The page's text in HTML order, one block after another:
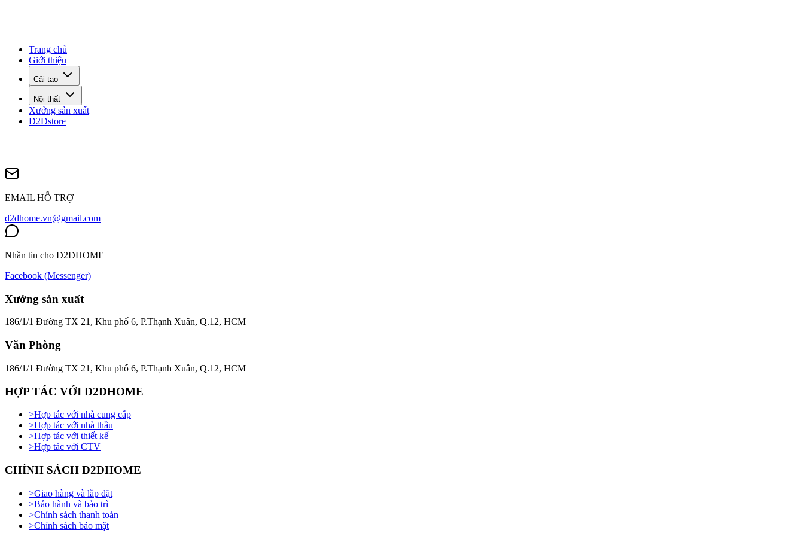
Trang chủ
Giới thiệu
Cải tạo
Nội thất
Xưởng sản xuất
D2Dstore
EMAIL HỖ TRỢ
d2dhome.vn@gmail.com
Nhắn tin cho D2DHOME
Facebook (Messenger)
Xưởng sản xuất
186/1/1 Đường TX 21, Khu phố 6, P.Thạnh Xuân, Q.12, HCM
Văn Phòng
186/1/1 Đường TX 21, Khu phố 6, P.Thạnh Xuân, Q.12, HCM
HỢP TÁC VỚI D2DHOME
>Hợp tác với nhà cung cấp
>Hợp tác với nhà thầu
>Hợp tác với thiết kế
>Hợp tác với CTV
CHÍNH SÁCH D2DHOME
>Giao hàng và lắp đặt
>Bảo hành và bảo trì
>Chính sách thanh toán
>Chính sách bảo mật